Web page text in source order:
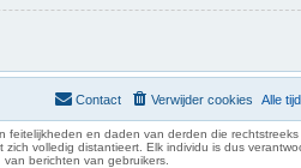
Alle
Verwijder cookies
Contact
en daden van derden die
volledig distantieert. Elk individu is dus
berichten van gebruikers.